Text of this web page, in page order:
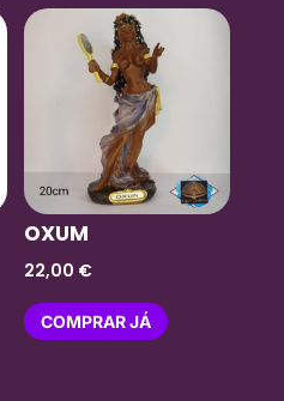
OXUM
22,00 €
COMPRAR JÁ